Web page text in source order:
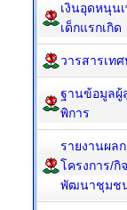
เงินอุดหนุน
เด็กแรกเกิด
วารสารเท
ฐานข้อมูลผู้
พิการ
รายงานผล
โครงการ/กิ
พัฒนาชุมช